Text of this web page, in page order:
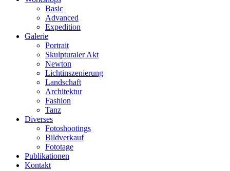
Basic
Advanced
Expedition
Galerie
Portrait
Skulpturaler Akt
Newton
Lichtinszenierung
Landschaft
Architektur
Fashion
Tanz
Diverses
Fotoshootings
Bildverkauf
Fototage
Publikationen
Kontakt